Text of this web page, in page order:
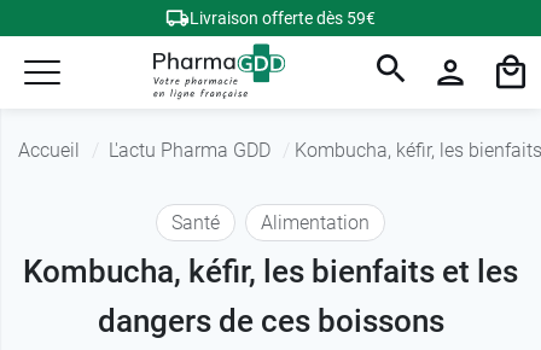
Livraison offerte dès 59€
Accueil L'actu Pharma GDD Kombucha, kéfir, les
Santé Alimentation
Kombucha, kéfir, les bienfaits et les
dangers de ces boissons